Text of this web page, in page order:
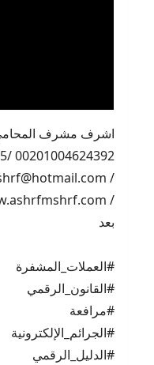
بعد
#العملات_المشفرة
#القانون_الرقمي
#مرافعة
#الجرائم_الإلكترونية
#الدليل_الرقمي